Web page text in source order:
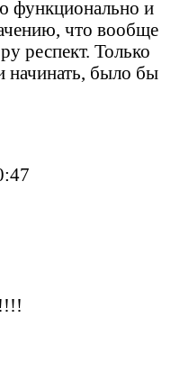
функционально и
что вообще
респект. Только
начинать, было бы